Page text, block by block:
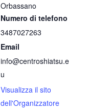
Orbassano
Numero di telefono
3487027263
Email
info@centroshiatsu.e
u
Visualizza il sito
dell'Organizzatore